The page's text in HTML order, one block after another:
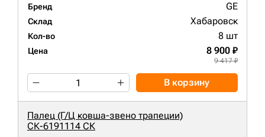
Бренд GE
Склад Хабаровск
Кол-во 8 шт
Цена 8 900 ₽
9 417 ₽
В корзину
Палец (Г/Ц ковша-звено трапеции)
СК-6191114 СК